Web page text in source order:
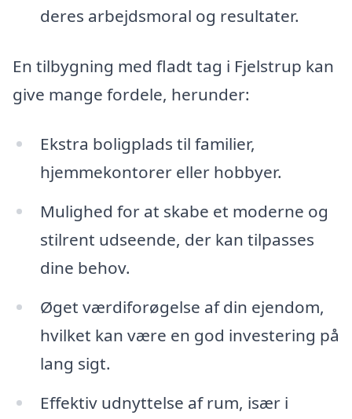
deres arbejdsmoral og resultater.
En tilbygning med fladt tag i Fjelstrup kan
give mange fordele, herunder:
Ekstra boligplads til familier,
hjemmekontorer eller hobbyer.
Mulighed for at skabe et moderne og
stilrent udseende, der kan tilpasses
dine behov.
Øget værdiforøgelse af din ejendom,
hvilket kan være en god investering på
lang sigt.
Effektiv udnyttelse af rum, især i